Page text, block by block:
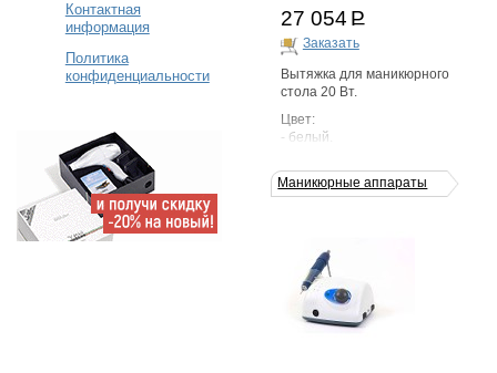
Контактная
информация
Политика
конфиденциальности
27 054 Р
Заказать
Вытяжка для маникюрного
стола 20 Вт.
Цвет:
- белый.
Объем: 0,02 м³.
представленной на фото,
может отличаться от цены,
указанной на сайте.
Маникюрные аппараты